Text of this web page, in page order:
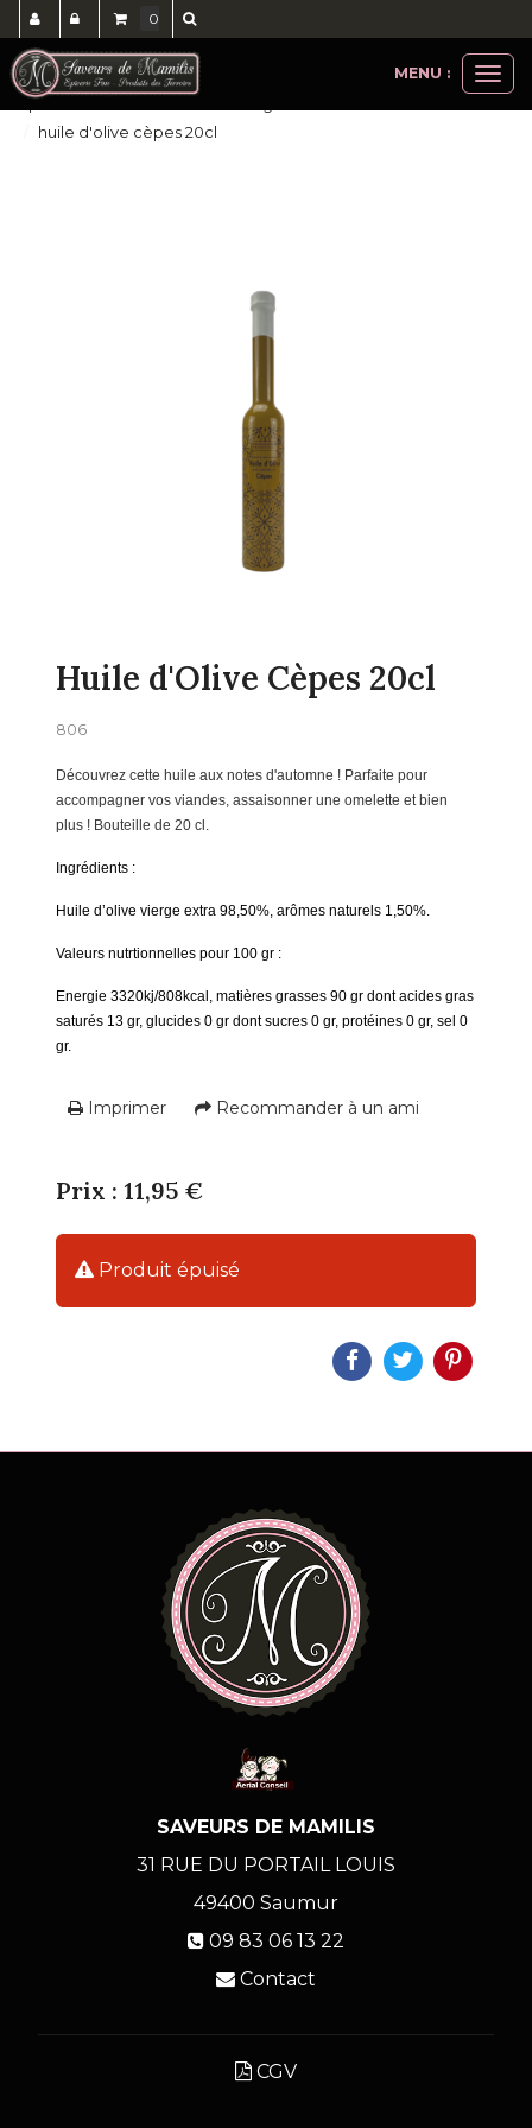
le
MENU :
epicerie salée
huile d'olive cèpes 20cl
Huile d'Olive Cèpes 20cl
806
Découvrez cette huile aux notes d'automne ! Parfaite pour
accompagner vos viandes, assaisonner une omelette et bien
plus ! Bouteille de 20 cl.
Ingrédients :
Huile d’olive vierge extra 98,50%, arômes naturels 1,50%.
Valeurs nutrtionnelles pour 100 gr :
Energie 3320kj/808kcal, matières grasses 90 gr dont acides gras
saturés 13 gr, glucides 0 gr dont sucres 0 gr, protéines 0 gr, sel 0
gr.
Imprimer Recommander à un ami
Prix : 11,95 €
Produit épuisé
0
SAVEURS DE MAMILIS
31 RUE DU PORTAIL LOUIS
49400 Saumur
09 83 06 13 22
Contact
CGV